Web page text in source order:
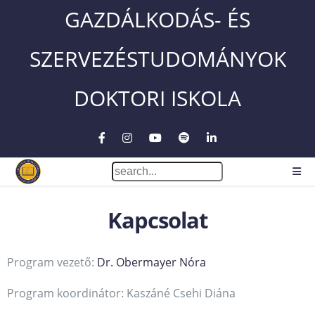
GAZDÁLKODÁS- ÉS
SZERVEZÉSTUDOMÁNYOK
DOKTORI ISKOLA
Kapcsolat
Program vezető: Dr. Obermayer Nóra
Program koordinátor: Kaszáné Csehi Diána